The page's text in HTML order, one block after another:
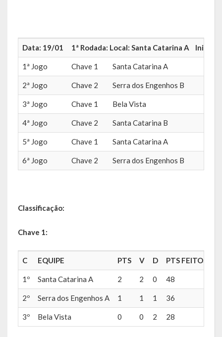
Geral do Governo
Cultura e Turismo
Pontos Turísticos
Gastronomia
Hospedagem
PUB
Calendário de Eventos
Vídeos
Notícias
Publicações
Contratos | Atas | Aditivos
Editais de Licitação
Parcerias | Patrocínio | Fomento | Colaboração | Convênios
Data: 19/01 1ª Rodada: Local: Santa Catarina A Inicio:
1ª Jogo Chave 1 Santa Catarina A
2ª Jogo Chave 2 Serra dos Engenhos B
3ª Jogo Chave 1 Bela Vista
4ª Jogo Chave 2 Santa Catarina B
5ª Jogo Chave 1 Santa Catarina A
6ª Jogo Chave 2 Serra dos Engenhos B
Classificação:
Chave 1:
C EQUIPE PTS V D PTS FEITOS
1º Santa Catarina A 2 2 0 48
2º Serra dos Engenhos A 1 1 1 36
3º Bela Vista 0 0 2 28